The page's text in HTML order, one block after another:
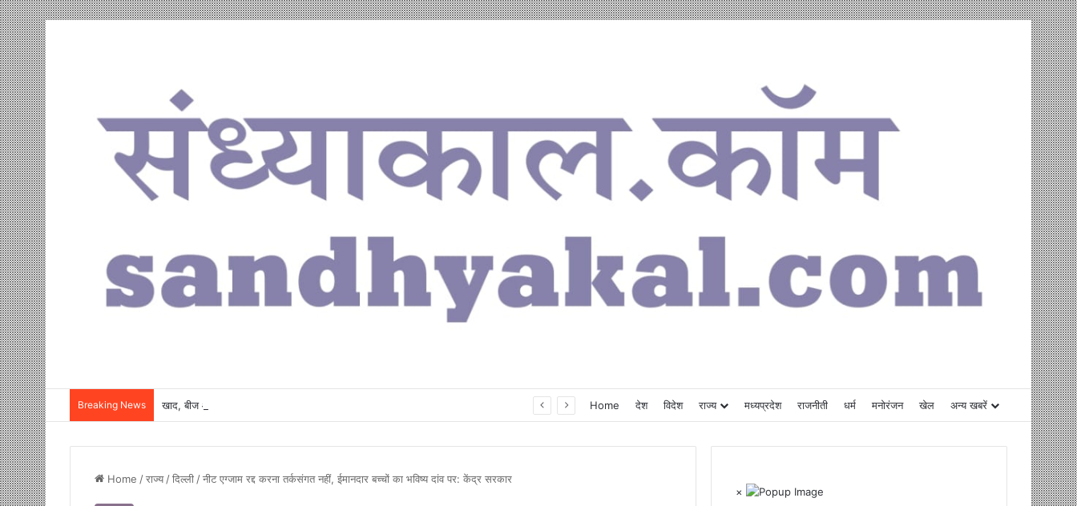
Breaking News Home देश विदेश राज्य मध्यप्रदेश राजनीती धर्म मनोरंजन खेल अन्य खबरें
Home /राज्य /दिल्ली /नीट एग्जाम रद्द करना तर्कसंगत नहीं, ईमानदार बच्चों का भविष्य दांव पर: केंद्र सरकार
×